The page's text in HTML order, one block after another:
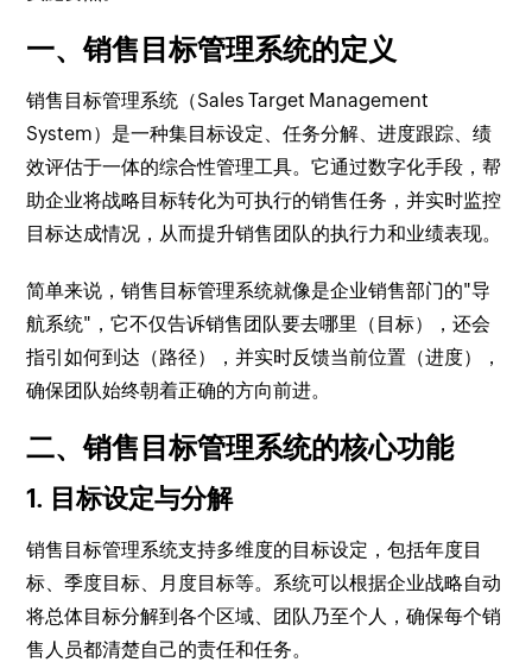
一、销售目标管理系统的定义
销售目标管理系统（Sales Target Management
System）是一种集目标设定、任务分解、进度跟踪、绩
效评估于一体的综合性管理工具。它通过数字化手段，帮
助企业将战略目标转化为可执行的销售任务，并实时监控
目标达成情况，从而提升销售团队的执行力和业绩表现。
简单来说，销售目标管理系统就像是企业销售部门的"导
航系统"，它不仅告诉销售团队要去哪里（目标），还会
指引如何到达（路径），并实时反馈当前位置（进度），
确保团队始终朝着正确的方向前进。
二、销售目标管理系统的核心功能
1. 目标设定与分解
销售目标管理系统支持多维度的目标设定，包括年度目
标、季度目标、月度目标等。系统可以根据企业战略自动
将总体目标分解到各个区域、团队乃至个人，确保每个销
售人员都清楚自己的责任和任务。